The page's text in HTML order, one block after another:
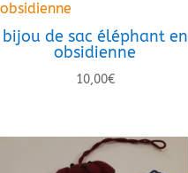
bijou de sac éléphant en
obsidienne
10,00€